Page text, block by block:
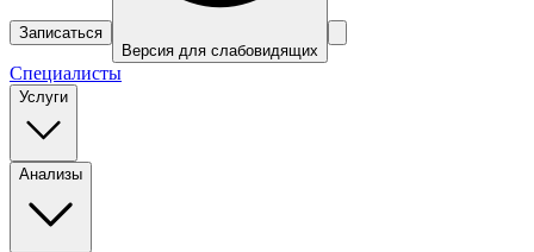
Записаться
Версия для слабовидящих
Специалисты
Услуги
Анализы